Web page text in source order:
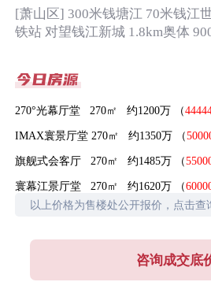
[萧山区] 300米钱塘江 70米钱江
铁站 对望钱江新城 1.8km奥体
270°光幕厅堂 270㎡ 约1200万 （
IMAX寰景厅堂 270㎡ 约1350万 （
旗舰式会客厅 270㎡ 约1485万 （
寰幕江景厅堂 270㎡ 约1620万 （
以上价格为售楼处公开报价，点击查
咨询成交底